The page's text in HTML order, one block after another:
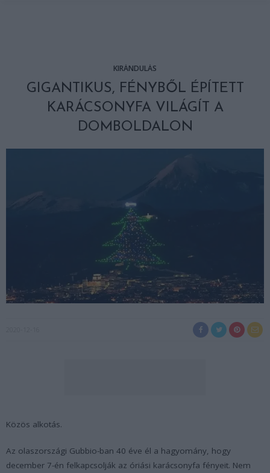
KIRÁNDULÁS
GIGANTIKUS, FÉNYBŐL ÉPÍTETT
KARÁCSONYFA VILÁGÍT A
DOMBOLDALON
Közös alkotás.
Az olaszországi Gubbio-ban 40 éve él a hagyomány, hogy
december 7-én felkapcsolják az óriási karácsonyfa fényeit. Nem